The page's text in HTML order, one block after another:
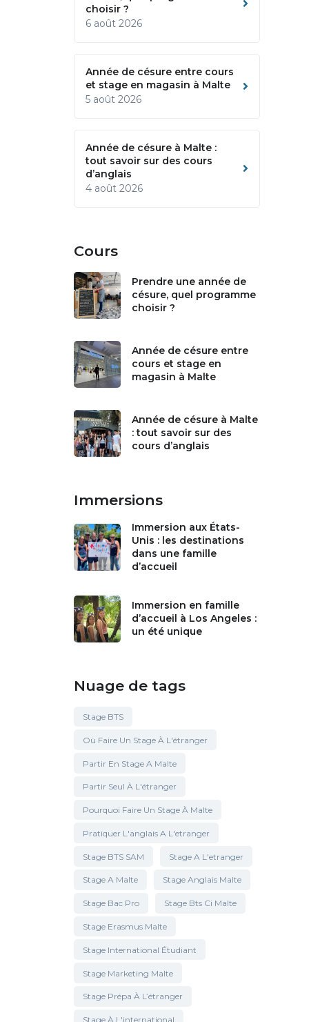
choisir ?
6 août 2026
Année de césure entre cours
et stage en magasin à Malte
5 août 2026
Année de césure à Malte :
tout savoir sur des cours
d’anglais
4 août 2026
Cours
Prendre une année de
césure, quel programme
choisir ?
Année de césure entre
cours et stage en
magasin à Malte
Année de césure à Malte
: tout savoir sur des
cours d’anglais
Immersions
Immersion aux États-
Unis : les destinations
dans une famille
d’accueil
Immersion en famille
d’accueil à Los Angeles :
un été unique
Nuage de tags
Stage BTS
Où Faire Un Stage À L'étranger
Partir En Stage A Malte
Partir Seul À L'étranger
Pourquoi Faire Un Stage À Malte
Pratiquer L'anglais A L'etranger
Stage BTS SAM Stage A L'etranger
Stage A Malte Stage Anglais Malte
Stage Bac Pro Stage Bts Ci Malte
Stage Erasmus Malte
Stage International Étudiant
Stage Marketing Malte
Stage Prépa À L’étranger
Stage À L'international